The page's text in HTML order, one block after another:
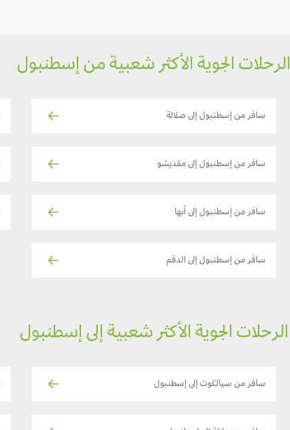
الرحلات الجوية الأكثر شعبية من إسطنبول
سافر من إسطنبول إلى صلالة
سافر من إسطنبول إلى مقديشو
سافر من إسطنبول إلى أبها
سافر من إسطنبول إلى الدقم
الرحلات الجوية الأكثر شعبية إلى إسطنبول
سافر من سيالكوت إلى إسطنبول